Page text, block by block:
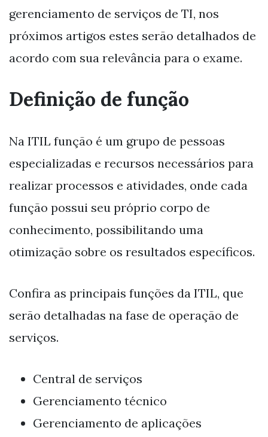
gerenciamento de serviços de TI, nos
próximos artigos estes serão detalhados de
acordo com sua relevância para o exame.
Definição de função
Na ITIL função é um grupo de pessoas
especializadas e recursos necessários para
realizar processos e atividades, onde cada
função possui seu próprio corpo de
conhecimento, possibilitando uma
otimização sobre os resultados específicos.
Confira as principais funções da ITIL, que
serão detalhadas na fase de operação de
serviços.
Central de serviços
Gerenciamento técnico
Gerenciamento de aplicações